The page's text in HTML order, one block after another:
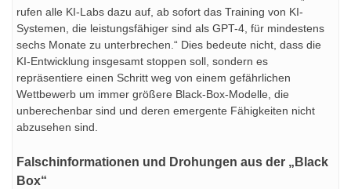
rufen alle KI-Labs dazu auf, ab sofort das Training von KI-
Systemen, die leistungsfähiger sind als GPT-4, für mindestens
sechs Monate zu unterbrechen.“ Dies bedeute nicht, dass die
KI-Entwicklung insgesamt stoppen soll, sondern es
repräsentiere einen Schritt weg von einem gefährlichen
Wettbewerb um immer größere Black-Box-Modelle, die
unberechenbar sind und deren emergente Fähigkeiten nicht
abzusehen sind.
Falschinformationen und Drohungen aus der „Black
Box“